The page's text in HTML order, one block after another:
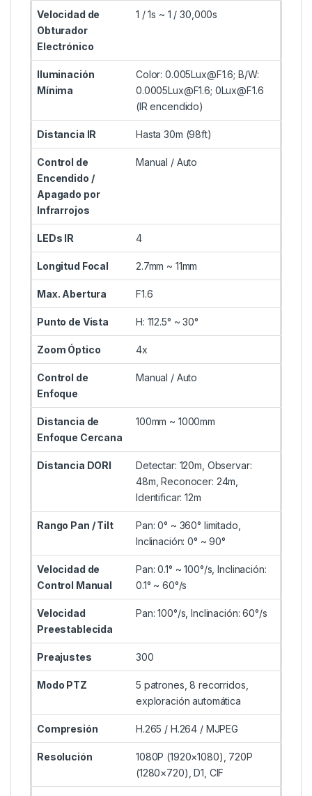
Velocidad de
Obturador
Electrónico
1 / 1s ~ 1 / 30,000s
Iluminación
Mínima
Color: 0.005Lux@F1.6; B/W:
0.0005Lux@F1.6; 0Lux@F1.6
(IR encendido)
Distancia IR Hasta 30m (98ft)
Control de
Encendido /
Apagado por
Infrarrojos
Manual / Auto
LEDs IR 4
Longitud Focal 2.7mm ~ 11mm
Max. Abertura F1.6
Punto de Vista H: 112.5° ~ 30°
Zoom Óptico 4x
Control de
Enfoque
Manual / Auto
Distancia de
Enfoque Cercana
100mm ~ 1000mm
Distancia DORI
Detectar: 120m, Observar:
48m, Reconocer: 24m,
Identificar: 12m
Rango Pan / Tilt
Pan: 0° ~ 360° limitado,
Inclinación: 0° ~ 90°
Velocidad de
Control Manual
Pan: 0.1° ~ 100°/s, Inclinación:
0.1° ~ 60°/s
Velocidad
Preestablecida
Pan: 100°/s, Inclinación: 60°/s
Preajustes 300
Modo PTZ
5 patrones, 8 recorridos,
exploración automática
Compresión H.265 / H.264 / MJPEG
Resolución
1080P (1920×1080), 720P
(1280×720), D1, CIF